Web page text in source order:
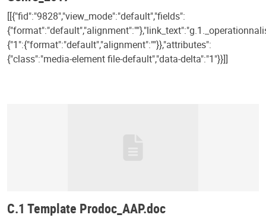
[[{"fid":"9828","view_mode":"default","fields":
{"1":{"format":"default","alignment":""}},"attributes":
{"class":"media-element file-default","data-delta":"1"}}]]
C.1 Template Prodoc_AAP.doc